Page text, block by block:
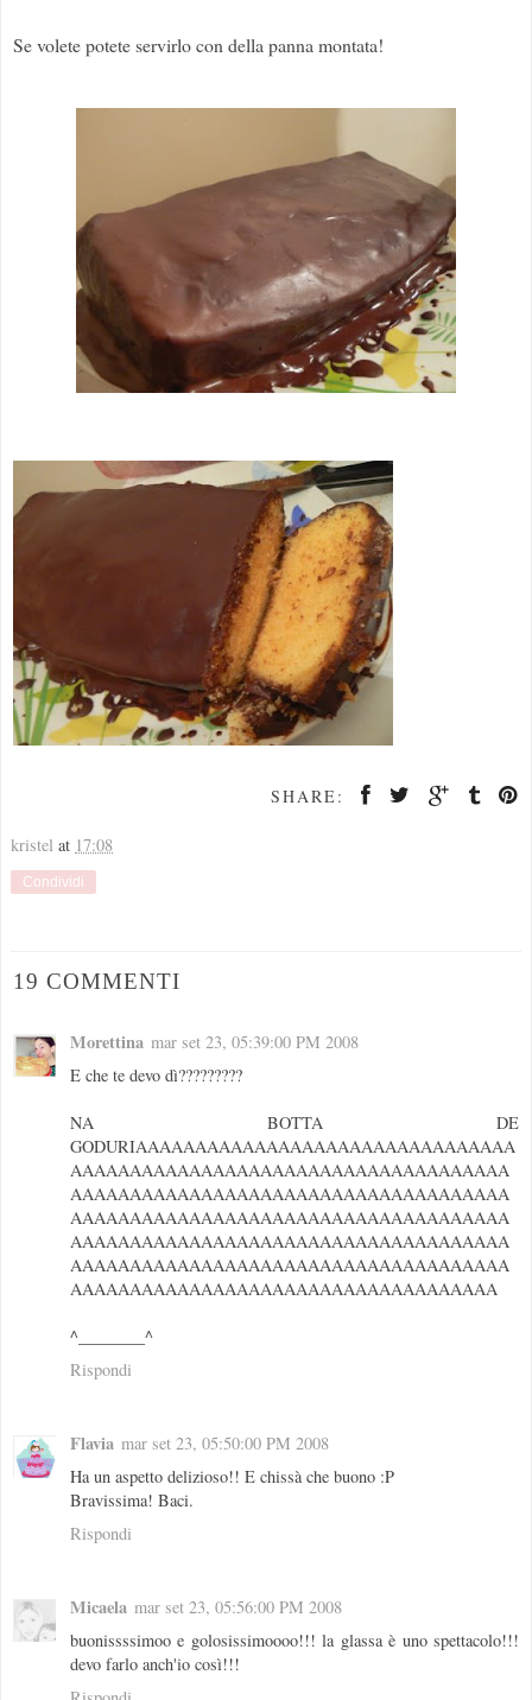
Se volete potete servirlo con della panna montata!
SHARE:
kristel at 17:08
Condividi
19 COMMENTI
Morettina mar set 23, 05:39:00 PM 2008
E che te devo dì?????????
NA BOTTA DE
GODURIAAAAAAAAAAAAAAAAAAAAAAAAAAAAAAAA
AAAAAAAAAAAAAAAAAAAAAAAAAAAAAAAAAAAAA
AAAAAAAAAAAAAAAAAAAAAAAAAAAAAAAAAAAAA
AAAAAAAAAAAAAAAAAAAAAAAAAAAAAAAAAAAAA
AAAAAAAAAAAAAAAAAAAAAAAAAAAAAAAAAAAAA
AAAAAAAAAAAAAAAAAAAAAAAAAAAAAAAAAAAAA
AAAAAAAAAAAAAAAAAAAAAAAAAAAAAAAAAAAA
^________^
Rispondi
Flavia mar set 23, 05:50:00 PM 2008
Ha un aspetto delizioso!! E chissà che buono :P
Bravissima! Baci.
Rispondi
Micaela mar set 23, 05:56:00 PM 2008
buonissssimoo e golosissimoooo!!! la glassa è uno spettacolo!!!
devo farlo anch'io così!!!